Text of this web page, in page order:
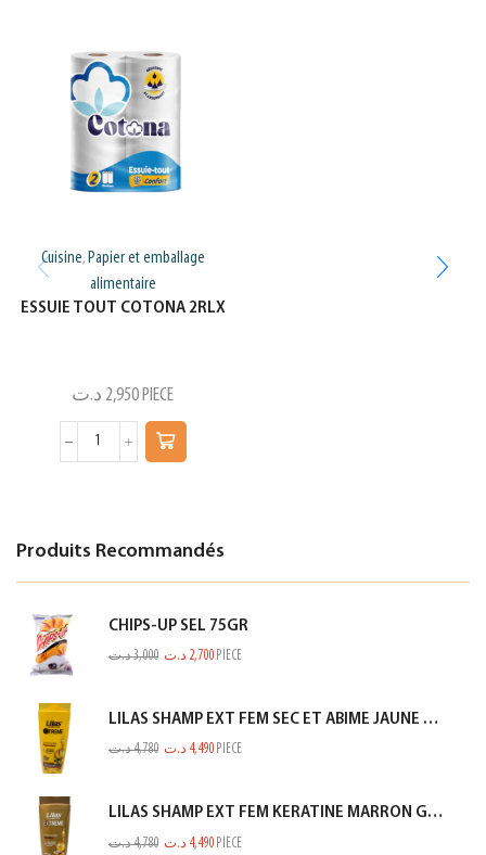
Cuisine, Papier et emballage
alimentaire
ESSUIE TOUT COTONA 2RLX
2,950 د.ت PIECE
Produits Recommandés
CHIPS-UP SEL 75GR
3,000د.ت 2,700 د.ت PIECE
LILAS SHAMP EXT FEM SEC ET ABIME JAUNE 350ML
4,780د.ت 4,490 د.ت PIECE
LILAS SHAMP EXT FEM KERATINE MARRON GOLD 350ML
4,780د.ت 4,490 د.ت PIECE